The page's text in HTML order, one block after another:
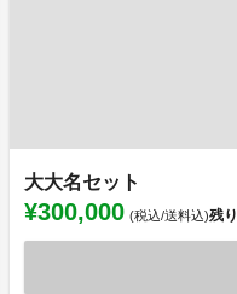
大大名セット
¥300,000 (税込/送料込)残り